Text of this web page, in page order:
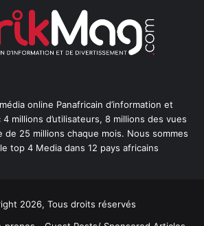
online Panafricain d’information et
millions d’utilisateurs, 8 millions des vues
25 millions chaque mois. Nous sommes
top 4 Media dans 12 pays africains
2026, Tous droits réservés